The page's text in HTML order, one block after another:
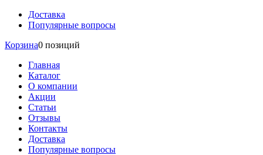
Доставка
Популярные вопросы
Корзина0 позиций
Главная
Каталог
О компании
Акции
Статьи
Отзывы
Контакты
Доставка
Популярные вопросы